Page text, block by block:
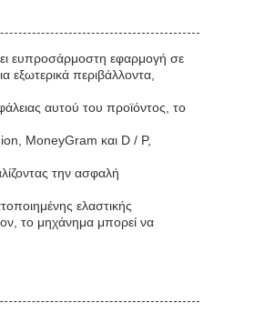
ευπροσάρμοστη εφαρμογή σε
εξωτερικά περιβάλλοντα,
αυτού του προϊόντος, το
MoneyGram και D / P,
την ασφαλή
ελαστικής
το μηχάνημα μπορεί να